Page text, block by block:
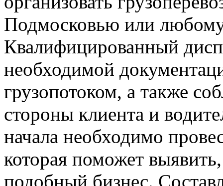
Подмосковью или
Квалифицированный
необходимой
грузопотоком, а также
стороны клиента и
начала необходимо
которая поможет
подобный бизнес.